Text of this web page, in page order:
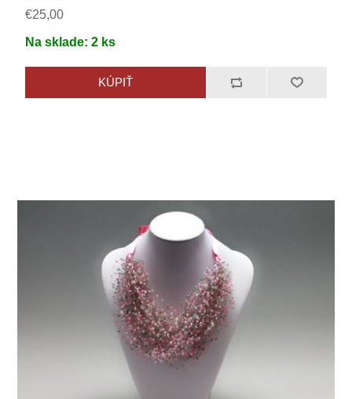
€25,00
Na sklade: 2 ks